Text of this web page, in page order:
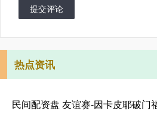
提交评论
热点资讯
民间配资盘 友谊赛-因卡皮耶破门